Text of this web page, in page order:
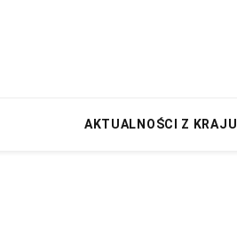
AKTUALNOŚCI Z KRAJU